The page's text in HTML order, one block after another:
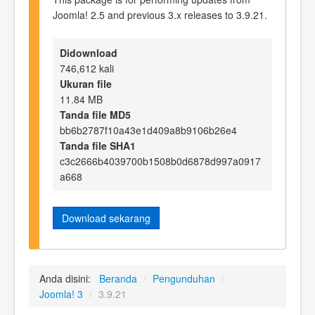
Joomla! 2.5 and previous 3.x releases to 3.9.21.
Didownload
746,612 kali
Ukuran file
11.84 MB
Tanda file MD5
bb6b2787f10a43e1d409a8b9106b26e4
Tanda file SHA1
c3c2666b4039700b1508b0d6878d997a0917
a668
Download sekarang
Anda disini: Beranda / Pengunduhan /
Joomla! 3 / 3.9.21